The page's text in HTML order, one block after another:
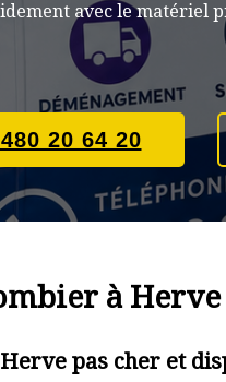
avec le matériel
20 64 20
à Herve
pas cher et